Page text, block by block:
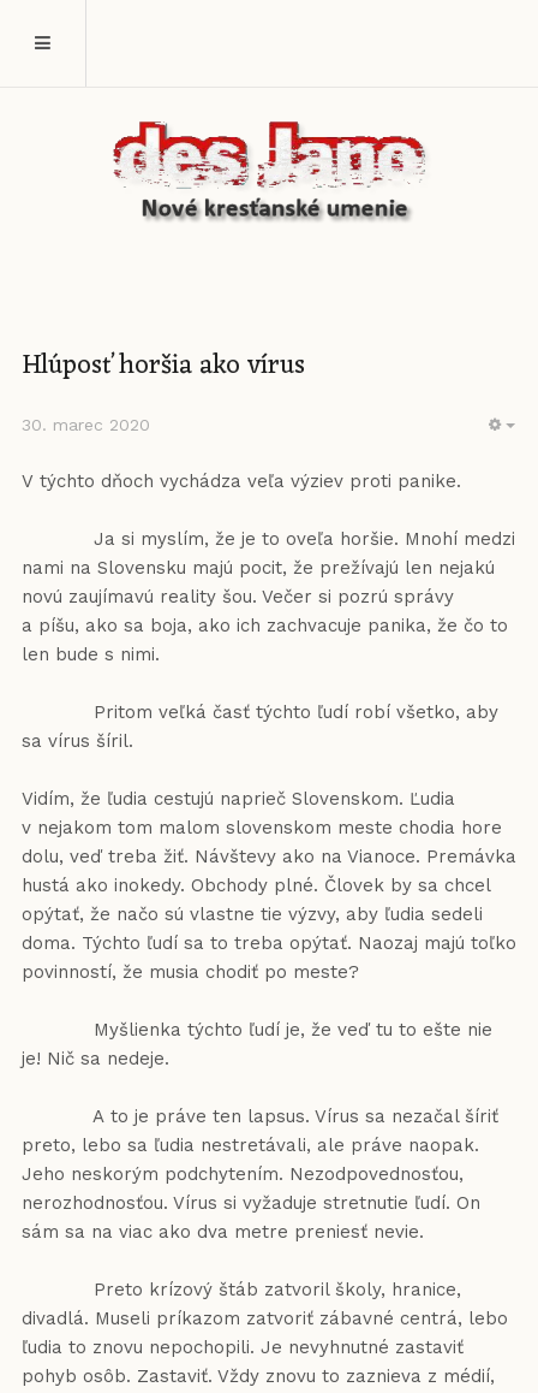
Hlúposť horšia ako vírus
30. marec 2020
V týchto dňoch vychádza veľa výziev proti panike.
Ja si myslím, že je to oveľa horšie. Mnohí medzi
nami na Slovensku majú pocit, že prežívajú len nejakú
novú zaujímavú reality šou. Večer si pozrú správy
a píšu, ako sa boja, ako ich zachvacuje panika, že čo to
len bude s nimi.
Pritom veľká časť týchto ľudí robí všetko, aby
sa vírus šíril.
Vidím, že ľudia cestujú naprieč Slovenskom. Ľudia
v nejakom tom malom slovenskom meste chodia hore
dolu, veď treba žiť. Návštevy ako na Vianoce. Premávka
hustá ako inokedy. Obchody plné. Človek by sa chcel
opýtať, že načo sú vlastne tie výzvy, aby ľudia sedeli
doma. Týchto ľudí sa to treba opýtať. Naozaj majú toľko
povinností, že musia chodiť po meste?
Myšlienka týchto ľudí je, že veď tu to ešte nie
je! Nič sa nedeje.
A to je práve ten lapsus. Vírus sa nezačal šíriť
preto, lebo sa ľudia nestretávali, ale práve naopak.
Jeho neskorým podchytením. Nezodpovednosťou,
nerozhodnosťou. Vírus si vyžaduje stretnutie ľudí. On
sám sa na viac ako dva metre preniesť nevie.
Preto krízový štáb zatvoril školy, hranice,
divadlá. Museli príkazom zatvoriť zábavné centrá, lebo
ľudia to znovu nepochopili. Je nevyhnutné zastaviť
pohyb osôb. Zastaviť. Vždy znovu to zaznieva z médií,